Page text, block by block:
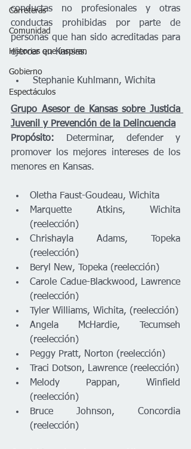
Carreteras
Comunidad
Historias que inspiran
Gobierno
Espectáculos
conductas no profesionales y otras
conductas prohibidas por parte de
personas que han sido acreditadas para
ejercer en Kansas.
Stephanie Kuhlmann, Wichita
Grupo Asesor de Kansas sobre Justicia
Juvenil y Prevención de la Delincuencia
Propósito: Determinar, defender y
promover los mejores intereses de los
menores en Kansas.
Oletha Faust-Goudeau, Wichita
Marquette Atkins, Wichita
(reelección)
Chrishayla Adams, Topeka
(reelección)
Beryl New, Topeka (reelección)
Carole Cadue-Blackwood, Lawrence
(reelección)
Angela McHardie, Tecumseh
(reelección)
Peggy Pratt, Norton (reelección)
Melody Pappan, Winfield
(reelección)
Bruce Johnson, Concordia
(reelección)